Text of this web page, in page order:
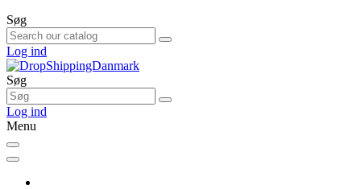
Søg
Log ind
Søg
Log ind
Menu